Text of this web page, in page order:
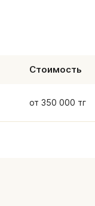
Стоимость
от 350 000 тг